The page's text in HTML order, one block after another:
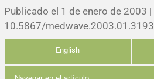
Editoriales
Comentarios
Estudios originales
Publicado el 1 de enero de 2003 |
10.5867/medwave.2003.01.3193
English